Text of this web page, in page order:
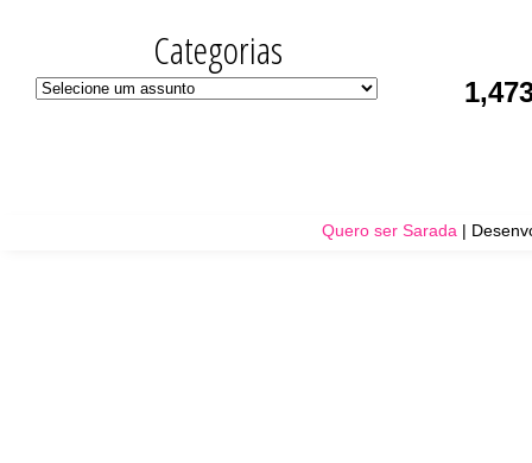
Categorias
Quero ser Sarada |